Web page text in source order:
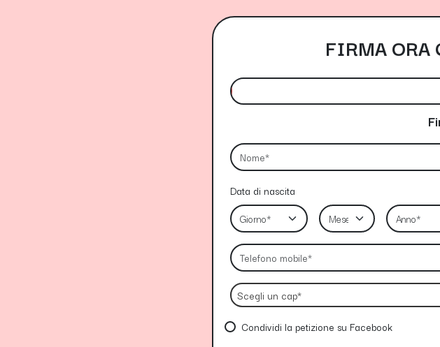
FIRMA ORA
Data di nascita
Scegli un cap*
Condividi la petizione su Facebook